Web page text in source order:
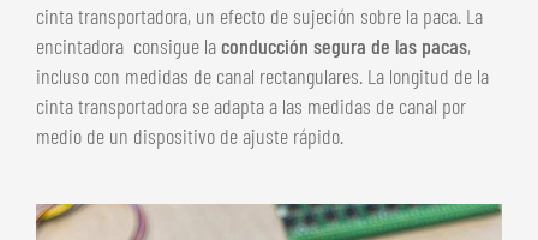
cinta transportadora, un efecto de sujeción sobre la paca. La
encintadora consigue laconducción segura de las pacas,
incluso con medidas de canal rectangulares. La longitud de la
cinta transportadora se adapta a las medidas de canal por
medio de un dispositivo de ajuste rápido.